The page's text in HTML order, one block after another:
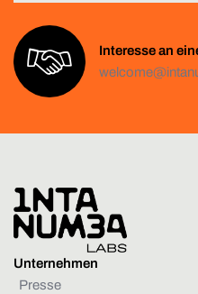
Interesse an
Unternehmen
Presse